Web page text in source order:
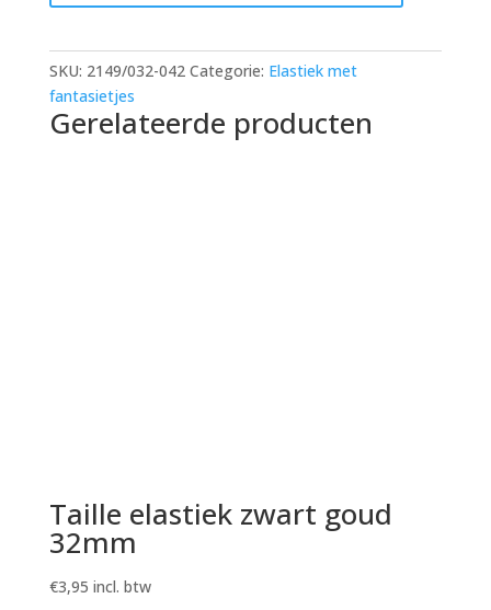
SKU: 2149/032-042 Categorie: Elastiek met
fantasietjes
Gerelateerde producten
Taille elastiek zwart goud
32mm
€3,95 incl. btw